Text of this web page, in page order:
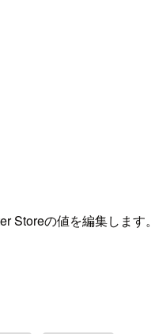
の値を編集します